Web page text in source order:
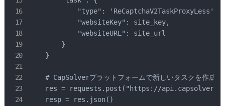
            "type": 'ReCaptchaV2TaskProxyLess',
            "websiteKey": site_key,
            "websiteURL": site_url
        }
    }
# CapSolverプラットフォームで新しいタスクを作成し
res = requests.post("https://
    resp = res.json()